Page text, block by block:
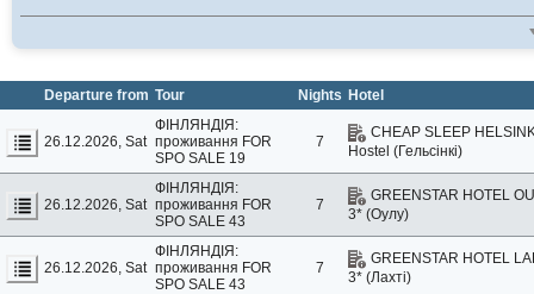
Departure from Tour Nights Hotel
26.12.2026, Sat
ФІНЛЯНДІЯ:
проживання FOR
SPO SALE 19
7
CHEAP SLEEP
Hostel (Гельсінкі)
26.12.2026, Sat
ФІНЛЯНДІЯ:
проживання FOR
SPO SALE 43
7
GREENSTAR HOTEL
3* (Оулу)
26.12.2026, Sat
ФІНЛЯНДІЯ:
проживання FOR
SPO SALE 43
7
GREENSTAR HOTEL
3* (Лахті)